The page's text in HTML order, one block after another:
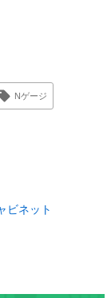
Nゲージ
ビネット